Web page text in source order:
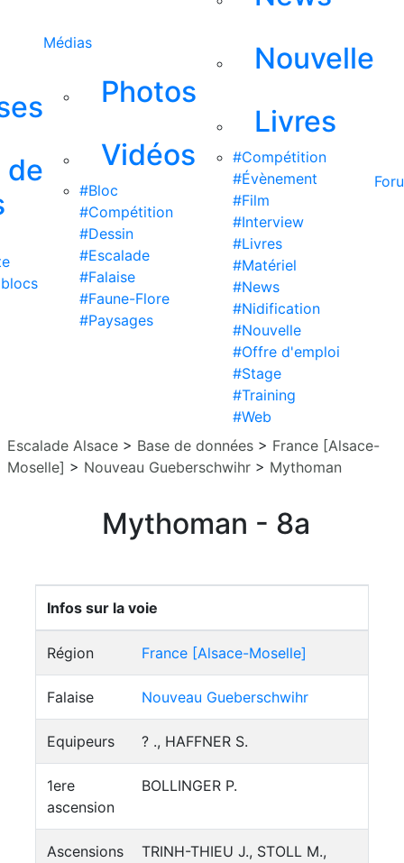
de
Médias
Photos
Vidéos
#Bloc
#Compétition
#Dessin
#Escalade
#Falaise
#Faune-Flore
#Paysages
Nouvelle
Livres
#Compétition
#Évènement
#Film
#Interview
#Livres
#Matériel
#News
#Nidification
#Nouvelle
#Offre d'emploi
#Stage
#Training
#Web
Escalade Alsace > Base de données > France [Alsace-
Moselle] > Nouveau Gueberschwihr > Mythoman
Mythoman - 8a
Infos sur la voie
Région France [Alsace-Moselle]
Falaise Nouveau Gueberschwihr
Equipeurs ? ., HAFFNER S.
1ere
ascension
BOLLINGER P.
Ascensions
TRINH-THIEU J., STOLL M.,